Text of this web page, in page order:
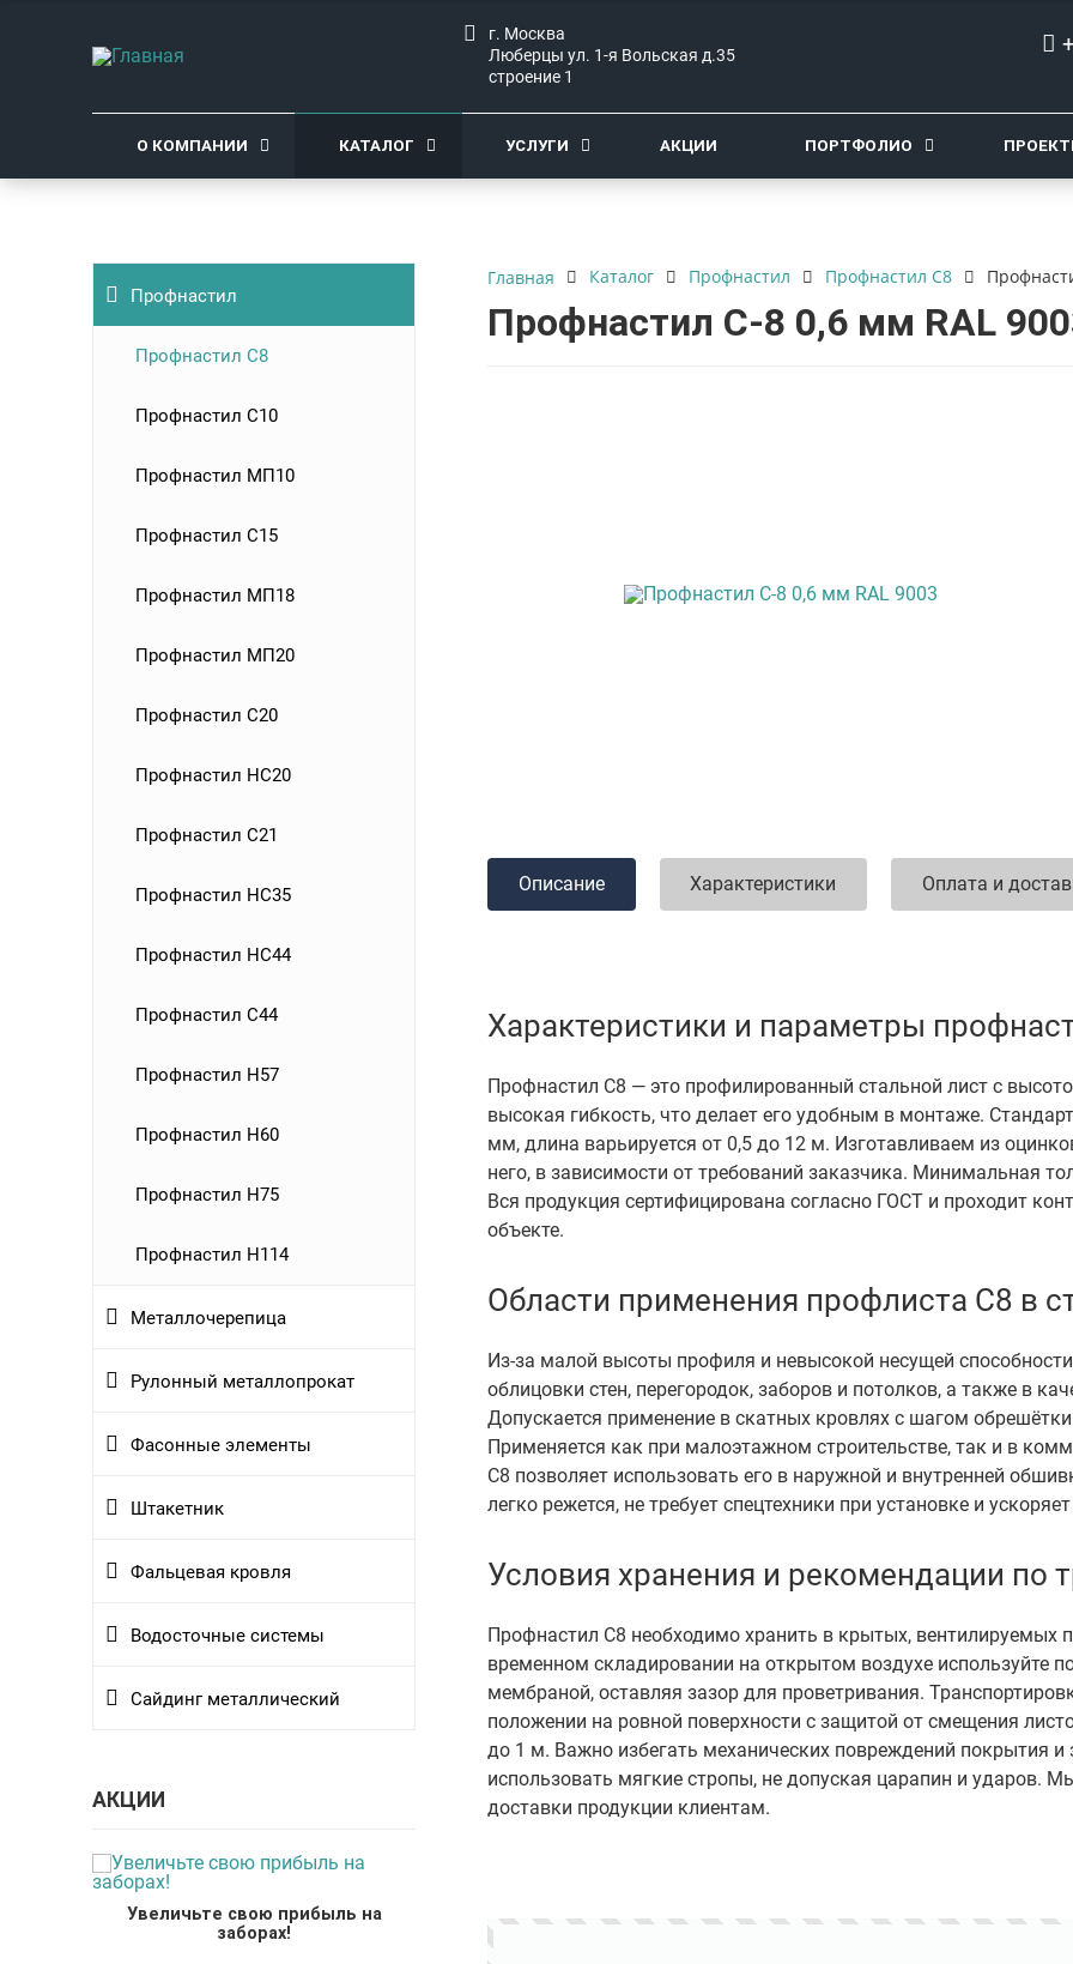
г. Москва
Люберцы ул. 1-я Вольская д.35
строение 1
О КОМПАНИИ КАТАЛОГ УСЛУГИ АКЦИИ ПОРТФОЛИО
Профнастил
Профнастил C8
Профнастил С10
Профнастил МП10
Профнастил С15
Профнастил МП18
Профнастил МП20
Профнастил С20
Профнастил НС20
Профнастил С21
Профнастил НС35
Профнастил НС44
Профнастил С44
Профнастил Н57
Профнастил Н60
Профнастил Н75
Профнастил Н114
Металлочерепица
Рулонный металлопрокат
Фасонные элементы
Штакетник
Фальцевая кровля
Водосточные системы
Сайдинг металлический
АКЦИИ
Программа лояльности для
крупных клиентов "Оптовый
Увеличьте свою прибыль на
Главная Каталог Профнастил Профнастил C8
Профнастил С-8 0,6 мм RAL
Описание Характеристики Оплата и
Характеристики и параметры
Профнастил С8 — это профилированный стальной лист с
высокая гибкость, что делает его удобным в монтаже.
мм, длина варьируется от 0,5 до 12 м. Изготавливаем из
него, в зависимости от требований заказчика. Минимальная
Вся продукция сертифицирована согласно ГОСТ и проходит
объекте.
Области применения профлиста С8 в
Из-за малой высоты профиля и невысокой несущей
облицовки стен, перегородок, заборов и потолков, а также в
Допускается применение в скатных кровлях с шагом
Применяется как при малоэтажном строительстве, так и в
С8 позволяет использовать его в наружной и внутренней
легко режется, не требует спецтехники при установке и
Условия хранения и рекомендации по
Профнастил С8 необходимо хранить в крытых,
временном складировании на открытом воздухе используйте
мембраной, оставляя зазор для проветривания.
положении на ровной поверхности с защитой от смещения
до 1 м. Важно избегать механических повреждений покрытия и
использовать мягкие стропы, не допуская царапин и ударов.
доставки продукции клиентам.